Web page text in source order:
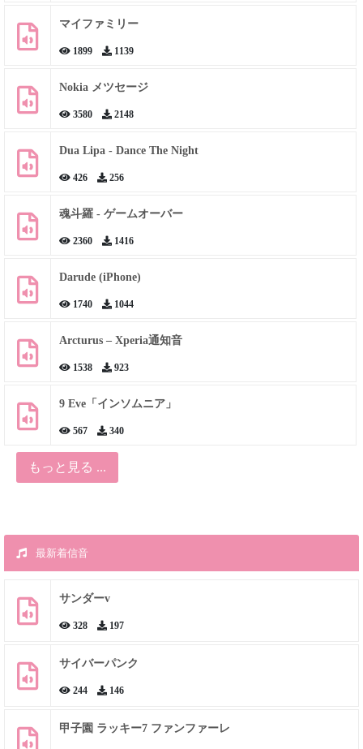
マイファミリー
1899 1139
Nokia メツセージ
3580 2148
Dua Lipa - Dance The Night
426 256
魂斗羅 - ゲームオーバー
2360 1416
Darude (iPhone)
1740 1044
Arcturus – Xperia通知音
1538 923
9 Eve「インソムニア」
567 340
もっと見る ...
最新着信音
サンダーv
328 197
サイバーパンク
244 146
甲子園 ラッキー7 ファンファーレ